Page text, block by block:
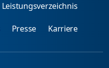
Leistungsverzeichnis
Presse Karriere